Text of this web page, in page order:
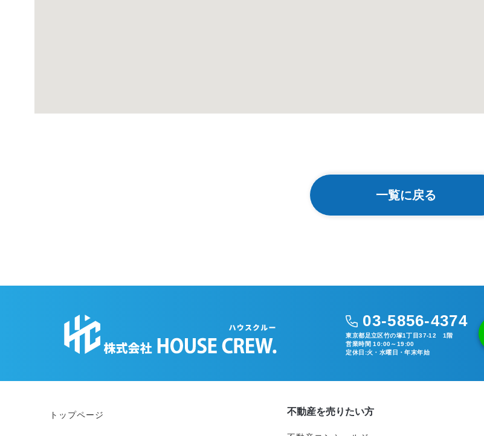
一覧に戻る
03-5856-4374
東京都足立区竹の塚1丁目37-12 1階
営業時間 10:00～19:00
定休日:火・水曜日・年末年始
トップページ 不動産を売りたい方